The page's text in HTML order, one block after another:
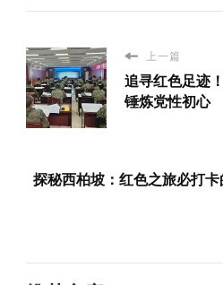
上一篇
追寻红色足迹
锤炼党性初心
探秘西柏坡：红色之旅必打卡